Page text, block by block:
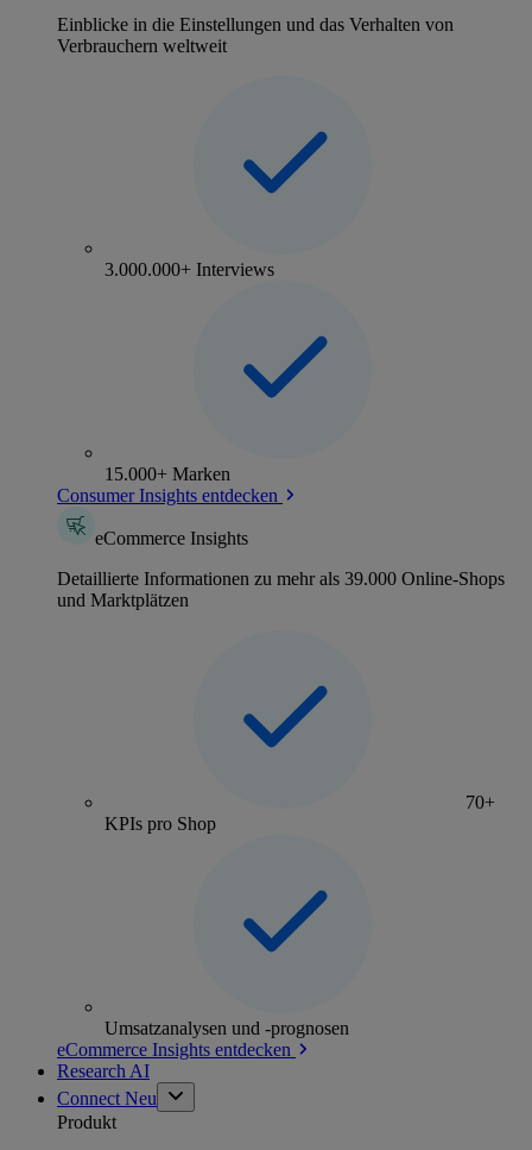
Einblicke in die Einstellungen und das Verhalten von
Verbrauchern weltweit
3.000.000+ Interviews
15.000+ Marken
Consumer Insights entdecken
eCommerce Insights
Detaillierte Informationen zu mehr als 39.000 Online-Shops
und Marktplätzen
70+
KPIs pro Shop
Umsatzanalysen und -prognosen
eCommerce Insights entdecken
Research AI
Connect Neu
Produkt